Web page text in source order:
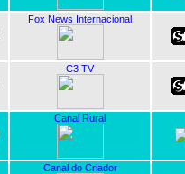
Fox News Internacional
C3 TV
Canal Rural
Canal do Criador